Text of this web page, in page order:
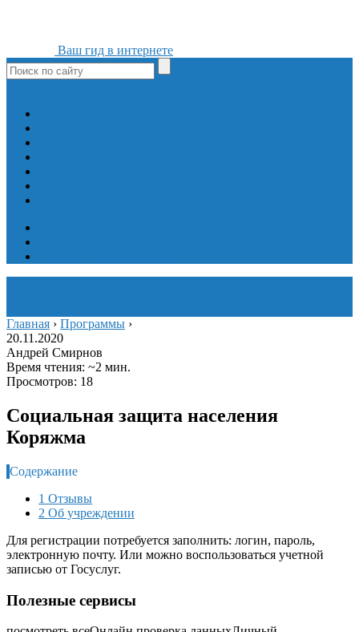
Ваш гид в интернете
Главная › Программы ›
20.11.2020
Андрей Смирнов
Время чтения: ~2 мин.
Просмотров: 18
Социальная защита населения
Коряжма
Содержание
1 Отзывы
2 Об учреждении
Для регистрации потребуется заполнить: логин, пароль,
электронную почту. Или можно воспользоваться учетной
записью от Госуслуг.
Полезные сервисы